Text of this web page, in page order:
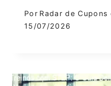
Por Radar de
15/07/2026